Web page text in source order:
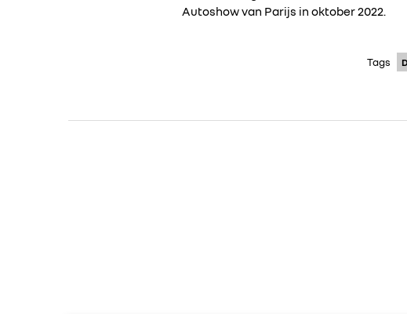
Autoshow van Parijs in oktober 2022.
Tags